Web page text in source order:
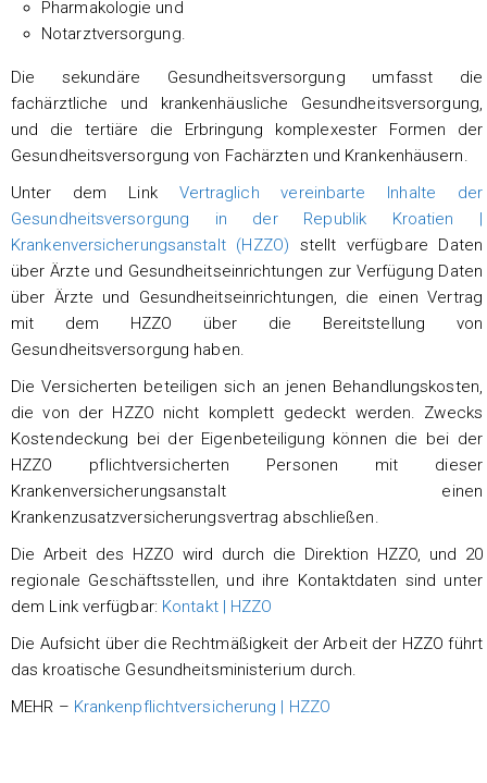
Pharmakologie und
Notarztversorgung.
Die sekundäre Gesundheitsversorgung umfasst die
fachärztliche und krankenhäusliche Gesundheitsversorgung,
und die tertiäre die Erbringung komplexester Formen der
Gesundheitsversorgung von Fachärzten und Krankenhäusern.
Unter dem Link Vertraglich vereinbarte Inhalte der
Gesundheitsversorgung in der Republik Kroatien |
Krankenversicherungsanstalt (HZZO) stellt verfügbare Daten
über Ärzte und Gesundheitseinrichtungen zur Verfügung Daten
über Ärzte und Gesundheitseinrichtungen, die einen Vertrag
mit dem HZZO über die Bereitstellung von
Gesundheitsversorgung haben.
Die Versicherten beteiligen sich an jenen Behandlungskosten,
die von der HZZO nicht komplett gedeckt werden. Zwecks
Kostendeckung bei der Eigenbeteiligung können die bei der
HZZO pflichtversicherten Personen mit dieser
Krankenversicherungsanstalt einen
Krankenzusatzversicherungsvertrag abschließen.
Die Arbeit des HZZO wird durch die Direktion HZZO, und 20
regionale Geschäftsstellen, und ihre Kontaktdaten sind unter
dem Link verfügbar: Kontakt | HZZO
Die Aufsicht über die Rechtmäßigkeit der Arbeit der HZZO führt
das kroatische Gesundheitsministerium durch.
MEHR – Krankenpflichtversicherung | HZZO